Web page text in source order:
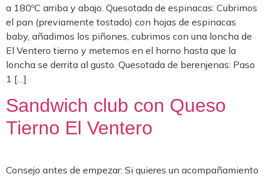
a 180ºC arriba y abajo. Quesotada de espinacas: Cubrimos
el pan (previamente tostado) con hojas de espinacas
baby, añadimos los piñones, cubrimos con una loncha de
El Ventero tierno y metemos en el horno hasta que la
loncha se derrita al gusto. Quesotada de berenjenas: Paso
1 […]
Sandwich club con Queso
Tierno El Ventero
Consejo antes de empezar: Si quieres un acompañamiento